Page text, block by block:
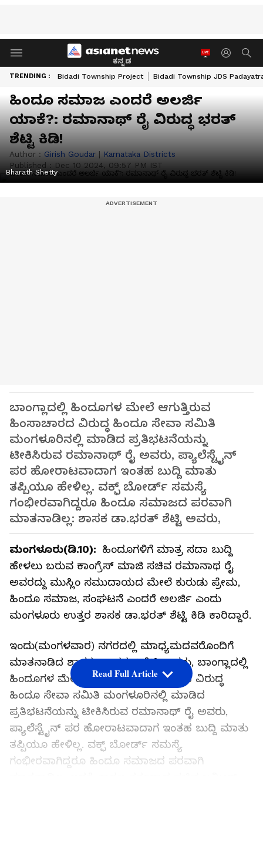
ಕನ್ನಡ
TRENDING : Bidadi Township Project Bidadi Township JDS
ಹಿಂದೂ ಸಮಾಜ ಎಂದರೆ ಅಲರ್ಜಿ
ಯಾಕೆ?: ರಮಾನಾಥ್ ರೈ ವಿರುದ್ಧ ಭರತ್
ಶೆಟ್ಟಿ ಕಿಡಿ!
Author : Girish Goudar | Karnataka Districts
Published : Dec 10 2024, 09:57 PM IST
Bharath Shetty
ಬಾಂಗ್ಲಾದಲ್ಲಿ ಹಿಂದೂಗಳ ಮೇಲೆ ಆಗುತ್ತಿರುವ
ಹಿಂಸಾಚಾರದ ವಿರುದ್ಧ ಹಿಂದೂ ಸೇವಾ ಸಮಿತಿ
ಮಂಗಳೂರಿನಲ್ಲಿ ಮಾಡಿದ ಪ್ರತಿಭಟನೆಯನ್ನು
ಟೀಕಿಸಿರುವ ರಮಾನಾಥ್ ರೈ ಅವರು, ಪ್ಯಾಲೆಸ್ಟೈನ್
ಪರ ಹೋರಾಟವಾದಾಗ ಇಂತಹ ಬುದ್ದಿ ಮಾತು
ತಪ್ಪಿಯೂ ಹೇಳಿಲ್ಲ. ವಕ್ಫ್ ಬೋರ್ಡ್ ಸಮಸ್ಯೆ
ಗಂಭೀರವಾಗಿದ್ದರೂ ಹಿಂದೂ ಸಮಾಜದ ಪರವಾಗಿ
ಮಾತನಾಡಿಲ್ಲ: ಶಾಸಕ ಡಾ.ಭರತ್ ಶೆಟ್ಟಿ ಅವರು,
ಮಂಗಳೂರು(ಡಿ.10): ಹಿಂದೂಗಳಿಗೆ ಮಾತ್ರ ಸದಾ ಬುದ್ದಿ
ಹೇಳಲು ಬರುವ ಕಾಂಗ್ರೆಸ್ ಮಾಜಿ ಸಚಿವ ರಮಾನಾಥ ರೈ
ಅವರದ್ದು ಮುಸ್ಲಿಂ ಸಮುದಾಯದ ಮೇಲೆ ಕುರುಡು ಪ್ರೇಮ,
ಹಿಂದೂ ಸಮಾಜ, ಸಂಘಟನೆ ಎಂದರೆ ಅಲರ್ಜಿ ಎಂದು
ಮಂಗಳೂರು ಉತ್ತರ ಶಾಸಕ ಡಾ.ಭರತ್ ಶೆಟ್ಟಿ ಕಿಡಿ ಕಾರಿದ್ದಾರೆ.
ಇಂದು(ಮಂಗಳವಾರ) ನಗರದಲ್ಲಿ ಮಾಧ್ಯಮದವರೊಂದಿಗೆ
ಮಾತನಾಡಿದ ಶಾಸಕ ಡಾ.ಭರತ್ ಶೆಟ್ಟಿ ಅವರು, ಬಾಂಗ್ಲಾದಲ್ಲಿ
ಹಿಂದೂಗಳ ಮೇಲೆ ಆಗುತ್ತಿರುವ ಹಿಂಸಾಚಾರದ ವಿರುದ್ಧ
ಹಿಂದೂ ಸೇವಾ ಸಮಿತಿ ಮಂಗಳೂರಿನಲ್ಲಿ ಮಾಡಿದ
ಪ್ರತಿಭಟನೆಯನ್ನು ಟೀಕಿಸಿರುವ ರಮಾನಾಥ್ ರೈ ಅವರು,
ಪ್ಯಾಲೆಸ್ಟೈನ್ ಪರ ಹೋರಾಟವಾದಾಗ ಇಂತಹ ಬುದ್ದಿ ಮಾತು
ತಪ್ಪಿಯೂ ಹೇಳಿಲ್ಲ. ವಕ್ಫ್ ಬೋರ್ಡ್ ಸಮಸ್ಯೆ
ಗಂಭೀರವಾಗಿದ್ದರೂ ಹಿಂದೂ ಸಮಾಜದ ಪರವಾಗಿ
Read Full Article